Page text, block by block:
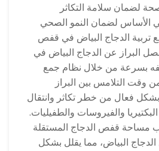
الأساس لضمان النمو الصحي
تربية الدجاج البياض في قفص
البراز عن الدجاج البياض في
بسرعة من خلال نظام جمع
وقت التلامس بين البراز
بشكل فعال من خطر تكاثر وانتقال
والفيروسات والطفيليات.
مساحة قفص الدجاج المستقلة
الدجاج البياض، مما يقلل بشكل